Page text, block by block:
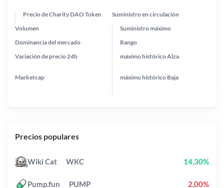
Precio de Charity DAO Token Suministro en circulación
Variación de precio 24h
Suministro máximo
Dominancia del mercado
Marketcap
Volumen
Rango
máximo históricoAlza
máximo histórico Baja
Precios populares
Wiki Cat WKC 14,30%
Pump.fun PUMP 2,00%